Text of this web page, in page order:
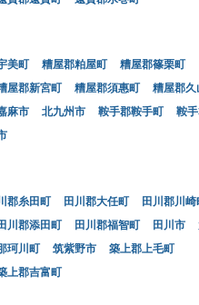
美町 糟屋郡粕屋町
糟屋郡篠栗町
屋郡新宮町 糟屋郡須惠町
糟屋郡久
麻市 北九州市 鞍手郡鞍手町
鞍
郡糸田町 田川郡大任町
田川郡川崎
川郡添田町 田川郡福智町 田川市
珂川町 筑紫野市
築上郡上毛町
上郡吉富町